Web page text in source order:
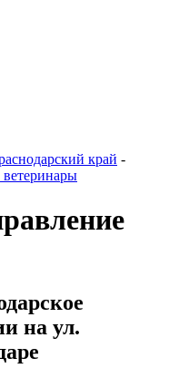
край -
на ул.